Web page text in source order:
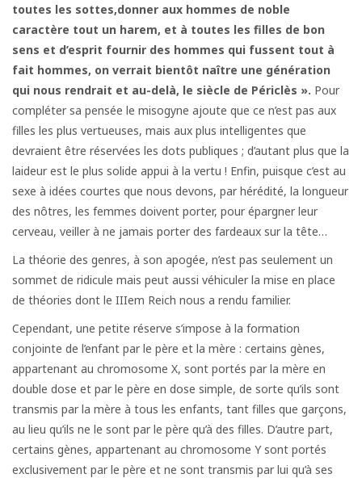
toutes les sottes,donner aux hommes de noble
caractère tout un harem, et à toutes les filles de bon
sens et d’esprit fournir des hommes qui fussent tout à
fait hommes, on verrait bientôt naître une génération
qui nous rendrait et au-delà, le siècle de Périclès ». Pour
compléter sa pensée le misogyne ajoute que ce n’est pas aux
filles les plus vertueuses, mais aux plus intelligentes que
devraient être réservées les dots publiques ; d’autant plus que la
laideur est le plus solide appui à la vertu ! Enfin, puisque c’est au
sexe à idées courtes que nous devons, par hérédité, la longueur
des nôtres, les femmes doivent porter, pour épargner leur
cerveau, veiller à ne jamais porter des fardeaux sur la tête…
La théorie des genres, à son apogée, n’est pas seulement un
sommet de ridicule mais peut aussi véhiculer la mise en place
de théories dont le IIIem Reich nous a rendu familier.
Cependant, une petite réserve s’impose à la formation
conjointe de l’enfant par le père et la mère : certains gènes,
appartenant au chromosome X, sont portés par la mère en
double dose et par le père en dose simple, de sorte qu’ils sont
transmis par la mère à tous les enfants, tant filles que garçons,
au lieu qu’ils ne le sont par le père qu’à des filles. D’autre part,
certains gènes, appartenant au chromosome Y sont portés
exclusivement par le père et ne sont transmis par lui qu’à ses